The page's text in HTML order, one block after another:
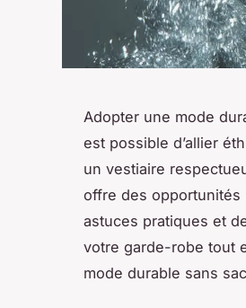
Adopter une mode
est possible d’allier
un vestiaire
offre des opportunités
astuces pratiques et
votre garde-robe tout
mode durable sans